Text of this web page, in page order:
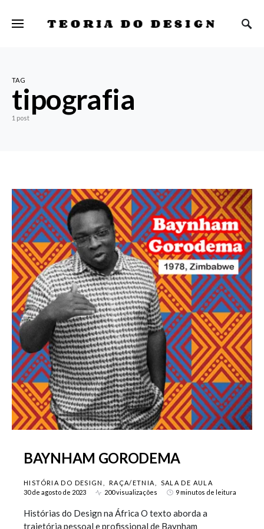
TEORIA DO DESIGN
TAG
tipografia
1 post
BAYNHAM GORODEMA
HISTÓRIA DO DESIGN RAÇA/ETNIA
SALA DE AULA
30 de agosto de 2023
200 visualizações 9 minutos de leitura
Histórias do Design na África O texto aborda a
trajetória pessoal e profissional de Baynham